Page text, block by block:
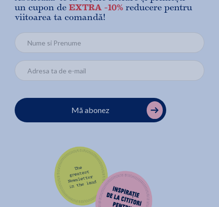
un cupon de EXTRA -10% reducere pentru
viitoarea ta comandă!
Mă abonez